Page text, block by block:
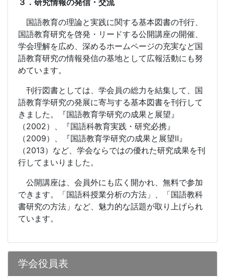
３．研究情報の発信・交流
国語教育の理論と実践に関する基本図書の刊行、
国語教育研究を啓発・リードする公開講座の開催、
学会理解を広め、深めるホームページの充実など国
語教育研究の情報発信の基地として広報活動にも努
めています。
刊行図書としては、学会員の総力を結集して、国
語教育学研究の発展に寄与する基本図書を刊行して
きました。『国語教育学研究の成果と展望』
（2002）、『国語科教育実践・研究必携』
（2009）、『国語教育学研究の成果と展望Ⅱ』
（2013）など、学会ならではの優れた研究成果を刊
行してまいりました。
公開講座は、会員外にも広く開かれ、無料で参加
できます。「国語科授業分析の方法」、「国語教科
書研究の方法」など、魅力的な話題が取り上げられ
ています。
学会役員表